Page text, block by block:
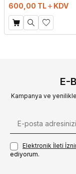
600,00 TL KDV
E-
Kampanya ve
Elektronik İleti
ediyorum.